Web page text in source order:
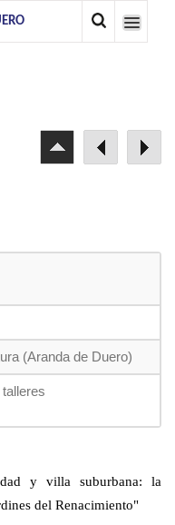
(Aranda de Duero)
y villa suburbana: la
del Renacimiento"